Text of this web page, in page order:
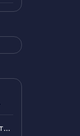
Странствующий по мирам: почему эта ...